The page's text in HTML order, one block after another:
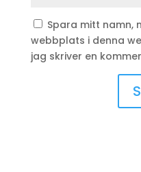
Spara mitt namn,
webbplats i denna
jag skriver en